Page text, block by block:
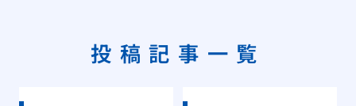
投稿記事一覧